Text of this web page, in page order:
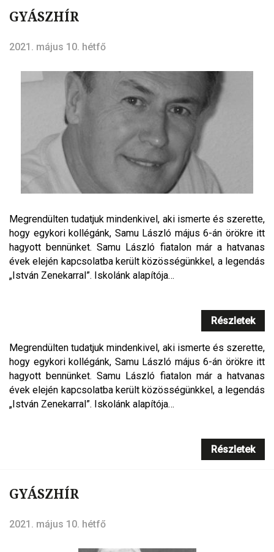
GYÁSZHÍR
2021. május 10. hétfő
Megrendülten tudatjuk mindenkivel, aki ismerte és szerette,
hogy egykori kollégánk, Samu László május 6-án örökre itt
hagyott bennünket. Samu László fiatalon már a hatvanas
évek elején kapcsolatba került közösségünkkel, a legendás
„István Zenekarral”. Iskolánk alapítója…
Részletek
Megrendülten tudatjuk mindenkivel, aki ismerte és szerette,
hogy egykori kollégánk, Samu László május 6-án örökre itt
hagyott bennünket. Samu László fiatalon már a hatvanas
évek elején kapcsolatba került közösségünkkel, a legendás
„István Zenekarral”. Iskolánk alapítója…
Részletek
GYÁSZHÍR
2021. május 10. hétfő